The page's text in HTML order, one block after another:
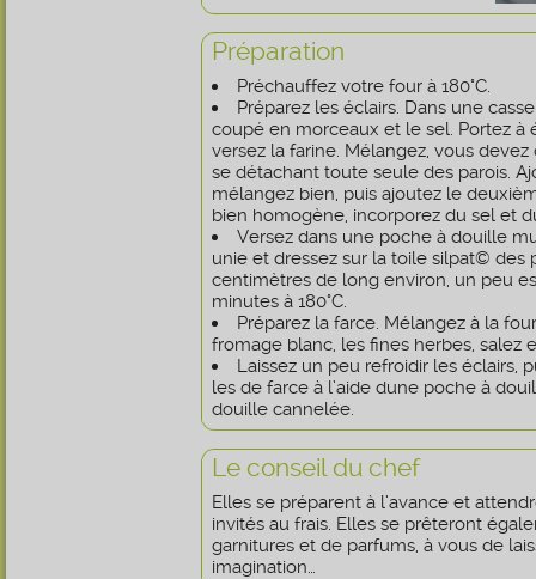
Préparation
Préchauffez votre four à 180°C.
Préparez les éclairs. Dans une
coupé en morceaux et le sel. Portez à
versez la farine. Mélangez, vous
se détachant toute seule des parois.
mélangez bien, puis ajoutez le
bien homogène, incorporez du sel et
Versez dans une poche à douille
unie et dressez sur la toile silpat© des
centimètres de long environ, un peu
minutes à 180°C.
Préparez la farce. Mélangez à la
fromage blanc, les fines herbes, salez
Laissez un peu refroidir les éclairs,
les de farce à l’aide dune poche à
douille cannelée.
Le conseil du chef
Elles se préparent à l’avance et
invités au frais. Elles se prêteront
garnitures et de parfums, à vous de
imagination…